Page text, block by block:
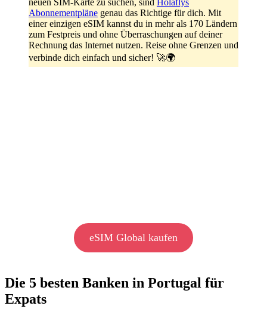
Abonnementpläne genau das Richtige für dich. Mit
einer einzigen eSIM kannst du in mehr als 170 Ländern
zum Festpreis und ohne Überraschungen auf deiner
Rechnung das Internet nutzen. Reise ohne Grenzen und
verbinde dich einfach und sicher! 🚀🌍
eSIM Global kaufen
Die 5 besten Banken in Portugal für
Expats